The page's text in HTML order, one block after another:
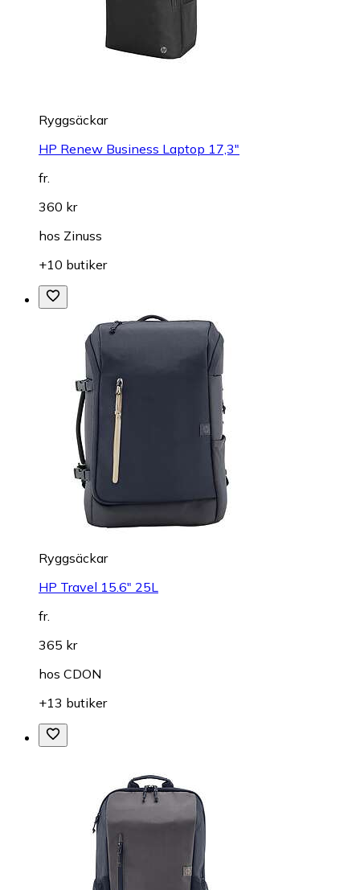
Ryggsäckar
HP Renew Business Laptop 17,3"
fr.
360 kr
hos Zinuss
+10 butiker
Ryggsäckar
HP Travel 15.6" 25L
fr.
365 kr
hos CDON
+13 butiker